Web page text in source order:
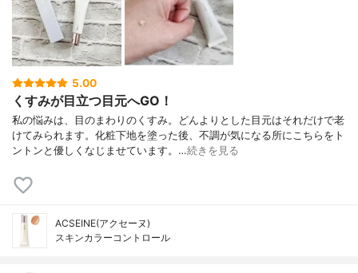
5.00
くすみが目立つ目元へGO！
私の悩みは、目のまわりのくすみ。どんよりとした目元はそれだけで老
けてみられます。化粧下地を塗った後、不調が気になる所にこちらをト
ントンと優しくなじませています。…続きを見る
ACSEINE(アクセーヌ)
スキンカラーコントロール